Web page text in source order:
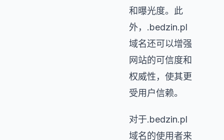
和曝光度。此
外，.bedzin.pl
域名还可以增强
网站的可信度和
权威性，使其更
受用户信赖。
对于.bedzin.pl
域名的使用者来